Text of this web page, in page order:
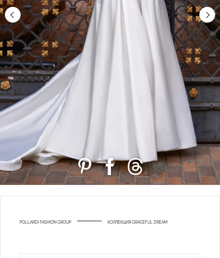
POLLARDI FASHION GROUP КОЛЛЕКЦИЯ GRACEFUL DREAM